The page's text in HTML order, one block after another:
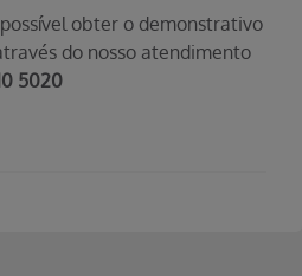
obter o demonstrativo
do nosso atendimento
5020